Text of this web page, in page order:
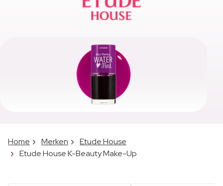
Home Merken
Etude House
Etude House K-Beauty Make-Up